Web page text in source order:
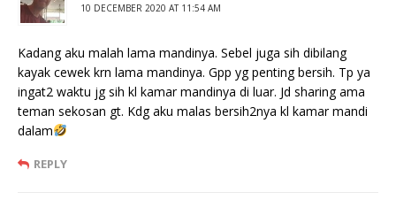
10 DECEMBER 2020 AT 11:54 AM
Kadang aku malah lama mandinya. Sebel juga sih dibilang
kayak cewek krn lama mandinya. Gpp yg penting bersih. Tp ya
ingat2 waktu jg sih kl kamar mandinya di luar. Jd sharing ama
teman sekosan gt. Kdg aku malas bersih2nya kl kamar mandi
dalam
REPLY